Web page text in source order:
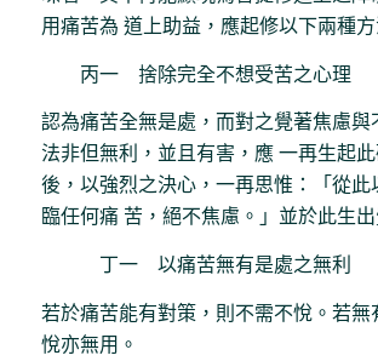
用痛苦為 道上助益，應起修以下兩種方
丙一 捨除完全不想受苦之心理
認為痛苦全無是處，而對之覺著焦慮與
法非但無利，並且有害，應 一再生起
後，以強烈之決心，一再思惟：「從此
臨任何痛 苦，絕不焦慮。」並於此生出
丁一 以痛苦無有是處之無利
若於痛苦能有對策，則不需不悅。若無
悅亦無用。